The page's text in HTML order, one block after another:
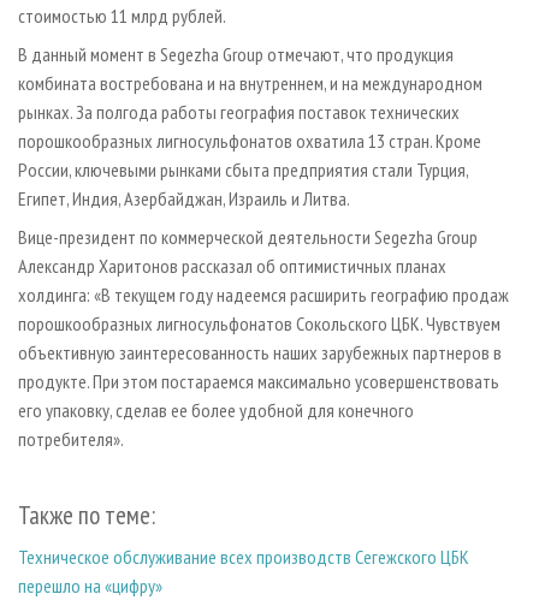
ИНСТРУМЕНТ И МАТЕРИАЛЫ
БИБЛИОТЕКА СПЕЦИАЛИСТА
стоимостью 11 млрд рублей.
В данный момент в Segezha Group отмечают, что продукция
комбината востребована и на внутреннем, и на международном
рынках. За полгода работы география поставок технических
порошкообразных лигносульфонатов охватила 13 стран. Кроме
России, ключевыми рынками сбыта предприятия стали Турция,
Египет, Индия, Азербайджан, Израиль и Литва.
Вице-президент по коммерческой деятельности Segezha Group
Александр Харитонов рассказал об оптимистичных планах
холдинга: «В текущем году надеемся расширить географию продаж
порошкообразных лигносульфонатов Сокольского ЦБК. Чувствуем
объективную заинтересованность наших зарубежных партнеров в
продукте. При этом постараемся максимально усовершенствовать
его упаковку, сделав ее более удобной для конечного
потребителя».
Также по теме:
Техническое обслуживание всех производств Сегежского ЦБК
перешло на «цифру»